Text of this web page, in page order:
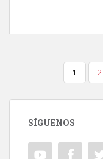
1 2
SÍGUENOS